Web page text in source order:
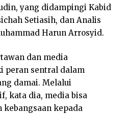
yang didampingi Kabid
Setiasih, dan Analis
Harun Arrosyid.
dan media
peran sentral dalam
damai. Melalui
kata dia, media bisa
kebangsaan kepada